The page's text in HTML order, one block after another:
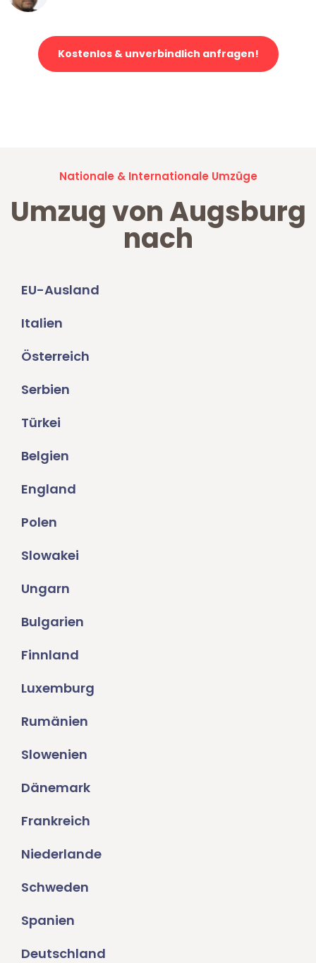
Kostenlos & unverbindlich anfragen!
Nationale & Internationale Umzüge
Umzug von Augsburg
nach
EU-Ausland
Italien
Österreich
Serbien
Türkei
Belgien
England
Polen
Slowakei
Ungarn
Bulgarien
Finnland
Luxemburg
Rumänien
Slowenien
Dänemark
Frankreich
Niederlande
Schweden
Spanien
Deutschland